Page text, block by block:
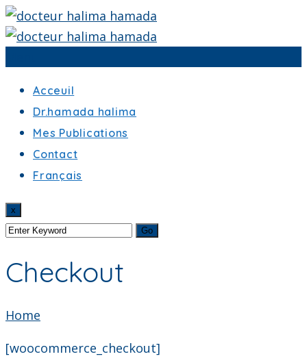
Acceuil
Dr.hamada halima
Mes Publications
Contact
Français
x
Checkout
Home
[woocommerce_checkout]